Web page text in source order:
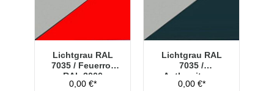
Lichtgrau RAL
7035 / Feuerrot
RAL 3000
0,00 €*
Lichtgrau RAL
7035 /
Anthrazitgrau
RAL 7016
0,00 €*